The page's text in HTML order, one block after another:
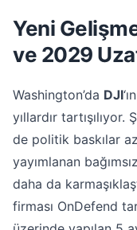
Yeni
ve 2029
Washington’da DJI
yıllardır
de politik baskılar
yayımlanan
daha da
firması OnDefend